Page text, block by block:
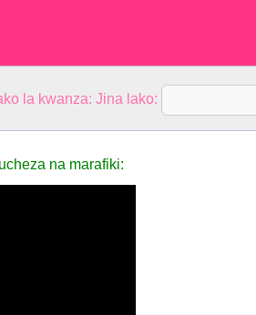
la kwanza: Jina lako:
na marafiki: